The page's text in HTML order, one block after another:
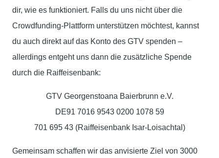
dir, wie es funktioniert. Falls du uns nicht über die
Crowdfunding-Plattform unterstützen möchtest, kannst
du auch direkt auf das Konto des GTV spenden –
allerdings entgeht uns dann die zusätzliche Spende
durch die Raiffeisenbank:
GTV Georgenstoana Baierbrunn e.V.
DE91 7016 9543 0200 1078 59
701 695 43 (Raiffeisenbank Isar-Loisachtal)
Gemeinsam schaffen wir das anvisierte Ziel von 3000